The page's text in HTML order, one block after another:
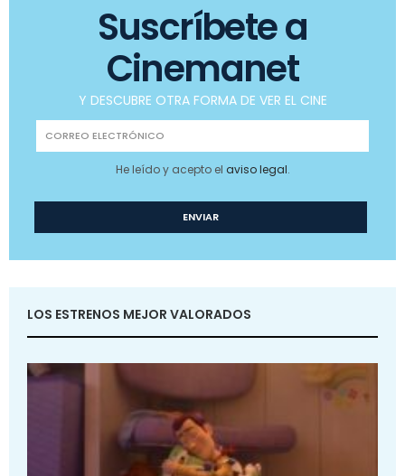
Suscríbete a
Cinemanet
Y DESCUBRE OTRA FORMA DE VER EL CINE
He leído y acepto el aviso legal.
LOS ESTRENOS MEJOR VALORADOS